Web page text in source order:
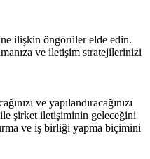
ilişkin öngörüler elde edin.
ve iletişim stratejilerinizi
ve yapılandıracağınızı
şirket iletişiminin geleceğini
ve iş birliği yapma biçimini